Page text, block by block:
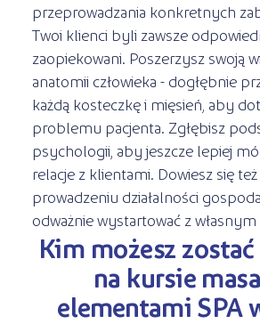
przeprowadzania konkretnych
Twoi klienci byli zawsze
zaopiekowani. Poszerzysz swoją
anatomii człowieka - dogłębnie
każdą kosteczkę i mięsień, aby
problemu pacjenta. Zgłębisz
psychologii, aby jeszcze lepiej
relacje z klientami. Dowiesz się
prowadzeniu działalności
odważnie wystartować z
Kim możesz
na kursie
elementami SPA